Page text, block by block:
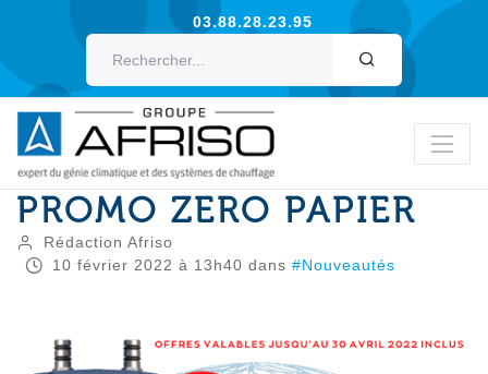
03.88.28.23.95
PROMO ZERO PAPIER
Rédaction Afriso
10 février 2022 à 13h40 dans #Nouveautés